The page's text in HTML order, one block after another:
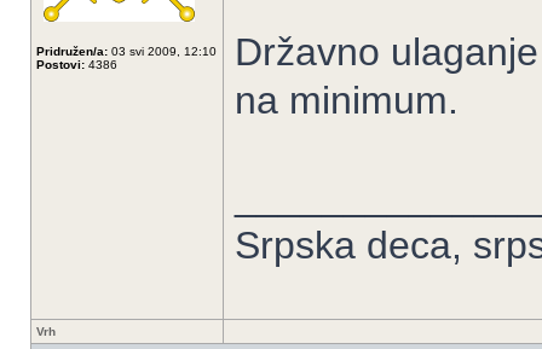
Pridružen/a: 03 svi 2009, 12:10
Postovi: 4386
Državno
na minimum.
Srpska deca,
Vrh